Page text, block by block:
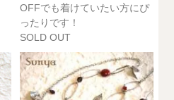
OFFでも着けていたい方にぴ
ったりです！
SOLD OUT